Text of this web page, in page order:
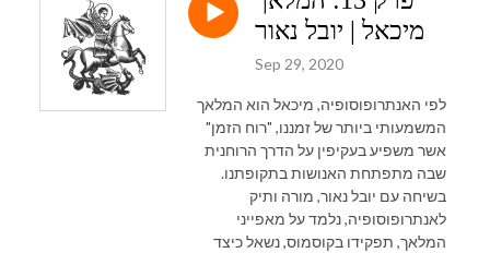
מיכאל | יובל נאור
Sep 29, 2020
לפי האנתרופוסופיה, מיכאל הוא המלאך
המשמעותי ביותר של זמננו, "רוח הזמן"
אשר משפיע בעקיפין על הדרך הרוחנית
שבה מתפתחת האנושות בתקופתנו.
בשיחה עם יובל נאור, מורה ותיק
לאנתרופוסופיה, נלמד על מאפייני
המלאך, תפקידו בקוסמוס, נשאל כיצד